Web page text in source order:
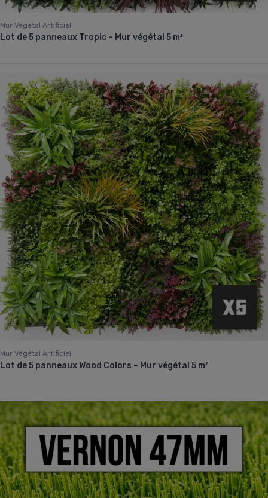
Mur Végétal Artificiel
Lot de 5 panneaux Tropic – Mur végétal 5 m²
Mur Végétal Artificiel
Lot de 5 panneaux Wood Colors – Mur végétal 5 m²